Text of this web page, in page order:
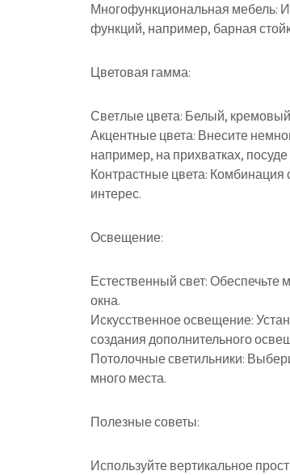
Многофункциональная мебель:
функций, например, барная
Цветовая гамма:
Светлые цвета: Белый,
Акцентные цвета: Внесите
например, на прихватках, посуде
Контрастные цвета: Комбинация
интерес.
Освещение:
Естественный свет: Обеспечьте
окна.
Искусственное освещение:
создания дополнительного
Потолочные светильники:
много места.
Полезные советы:
Используйте вертикальное